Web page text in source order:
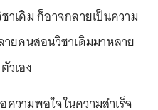
เดิม ก็อาจกลายเป็นความ
ยคนสอนวิชาเดิมมาหลาย
เอง
ามพอใจในความสำเร็จ